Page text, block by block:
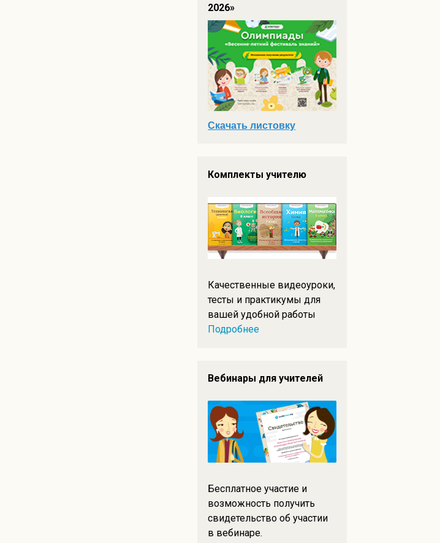
2026»
Скачать листовку
Комплекты учителю
Качественные видеоуроки,
тесты и практикумы для
вашей удобной работы
Подробнее
Вебинары для учителей
Бесплатное участие и
возможность получить
свидетельство об участии
в вебинаре.